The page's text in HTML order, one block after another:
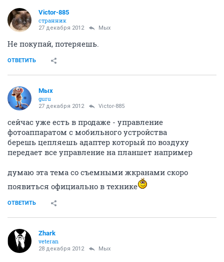
Victor-885
странник
27 декабря 2012 Мых
Не покупай, потеряешь.
ОТВЕТИТЬ
Мых
guru
27 декабря 2012 Victor-885
сейчас уже есть в продаже - управление
фотоаппаратом с мобильного устройства
берешь цепляешь адаптер который по воздуху
передает все управление на планшет например
думаю эта тема со съемными жкранами скоро
появиться официально в технике
ОТВЕТИТЬ
Zhark
veteran
28 декабря 2012 Мых